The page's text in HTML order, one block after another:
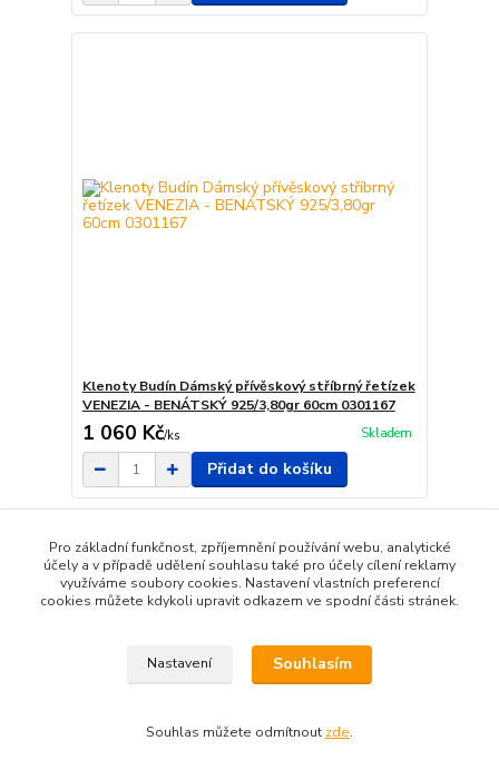
Klenoty Budín Dámský přívěskový stříbrný řetízek
VENEZIA - BENÁTSKÝ 925/3,80gr 60cm 0301167
1 060 Kč/ks Skladem
Přidat do košíku
Pro základní funkčnost, zpříjemnění používání webu, analytické
účely a v případě udělení souhlasu také pro účely cílení reklamy
využíváme soubory cookies. Nastavení vlastních preferencí
cookies můžete kdykoli upravit odkazem ve spodní části stránek.
Nastavení Souhlasím
Souhlas můžete odmítnout zde.